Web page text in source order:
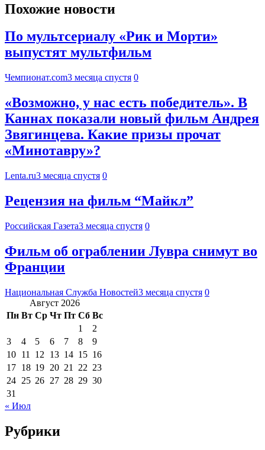
Похожие новости
По мультсериалу «Рик и Морти»
выпустят мультфильм
Чемпионат.com3 месяца спустя 0
«Возможно, у нас есть победитель». В
Каннах показали новый фильм Андрея
Звягинцева. Какие призы прочат
«Минотавру»?
Lenta.ru3 месяца спустя 0
Рецензия на фильм “Майкл”
Российская Газета3 месяца спустя 0
Фильм об ограблении Лувра снимут во
Франции
Национальная Служба Новостей3 месяца спустя 0
Август 2026
Пн Вт Ср Чт Пт Сб Вс
1
2
3
4 5 6 7 8
9
10 11 12 13 14 15 16
17 18 19 20 21 22 23
24 25 26 27 28 29 30
31
« Июл
Рубрики